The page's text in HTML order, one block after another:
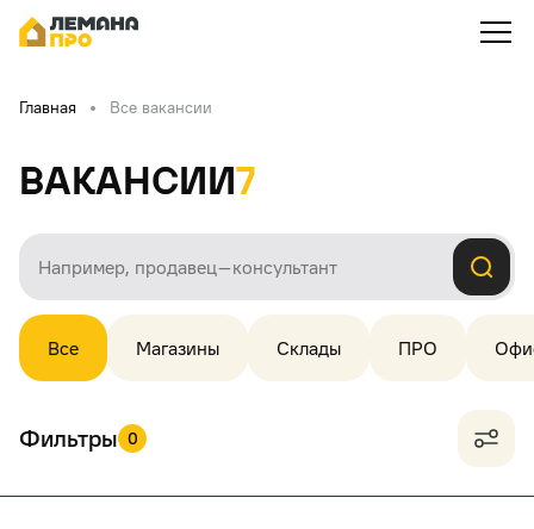
Главная Все вакансии
Вакансии7
Все Магазины Склады ПРО
Фильтры 0